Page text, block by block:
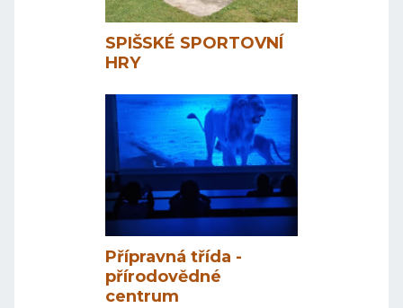
SPIŠSKÉ SPORTOVNÍ
HRY
Přípravná třída -
přírodovědné
centrum